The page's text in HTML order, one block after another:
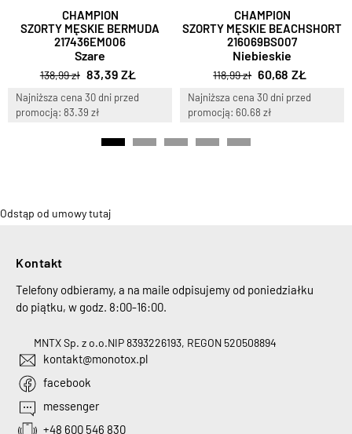
CHAMPION
SZORTY MĘSKIE BERMUDA
217436EM006
Szare
138,99 zł 83,39 ZŁ
Najniższa cena 30 dni przed
promocją: 83.39 zł
CHAMPION
SZORTY MĘSKIE BEACHSHORT
216069BS007
Niebieskie
118,99 zł 60,68 ZŁ
Najniższa cena 30 dni przed
promocją: 60.68 zł
Odstąp od umowy tutaj
Kontakt
Telefony odbieramy, a na maile odpisujemy od poniedziałku
do piątku, w godz. 8:00-16:00.
MNTX Sp. z o.o.NIP 8393226193, REGON 520508894
kontakt@monotox.pl
facebook
messenger
+48 600 546 830